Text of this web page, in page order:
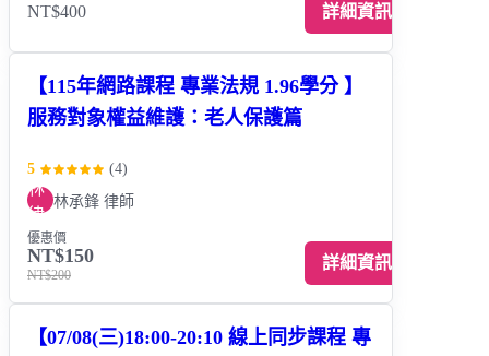
NT$400 詳細資訊
【115年網路課程 專業法規 1.96學分 】
服務對象權益維護：老人保護篇
5 (4)
林
律
林承鋒 律師
優惠價
NT$150
NT$200
詳細資訊
【07/08(三)18:00-20:10 線上同步課程 專